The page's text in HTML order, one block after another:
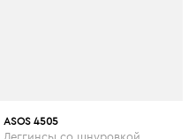
ASOS 4505